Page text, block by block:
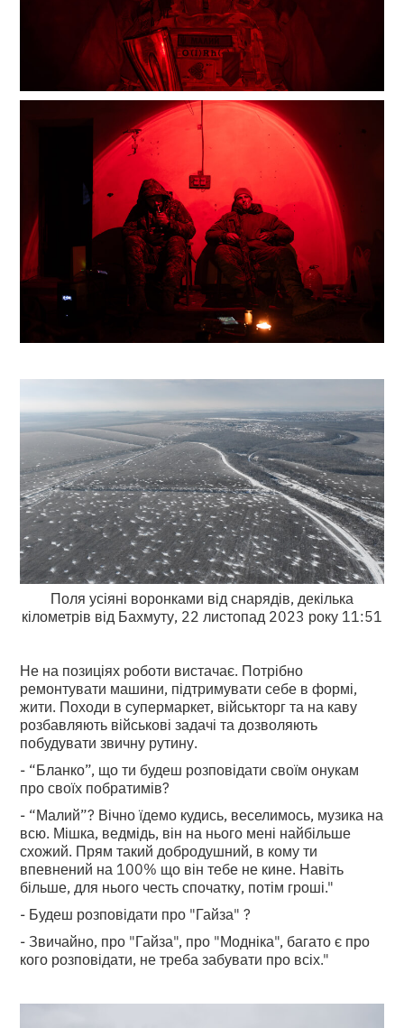
Поля усіяні воронками від снарядів, декілька
кілометрів від Бахмуту, 22 листопад 2023 року 11:51
Не на позиціях роботи вистачає. Потрібно
ремонтувати машини, підтримувати себе в формі,
жити. Походи в супермаркет, військторг та на каву
розбавляють військові задачі та дозволяють
побудувати звичну рутину.
- “Бланко”, що ти будеш розповідати своїм онукам
про своїх побратимів?
- “Малий”? Вічно їдемо кудись, веселимось, музика на
всю. Мішка, ведмідь, він на нього мені найбільше
схожий. Прям такий добродушний, в кому ти
впевнений на 100% що він тебе не кине. Навіть
більше, для нього честь спочатку, потім гроші."
- Будеш розповідати про "Гайза" ?
- Звичайно, про "Гайза", про "Модніка", багато є про
кого розповідати, не треба забувати про всіх."